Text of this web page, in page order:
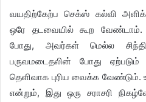
வயதிற்கேற்ப செக்ஸ் கல்வி
ஒரே தடவையில் கூற வேண்டாம்.
போது, அவர்கள் மெல்ல
பருவமடைதலின் போது ஏற்படும்
தெளிவாக புரிய வைக்க வேண்டும்.
என்றும், இது ஒரு சராசரி